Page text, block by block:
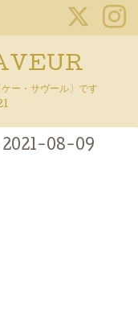
ー・サヴール〕です
08-09